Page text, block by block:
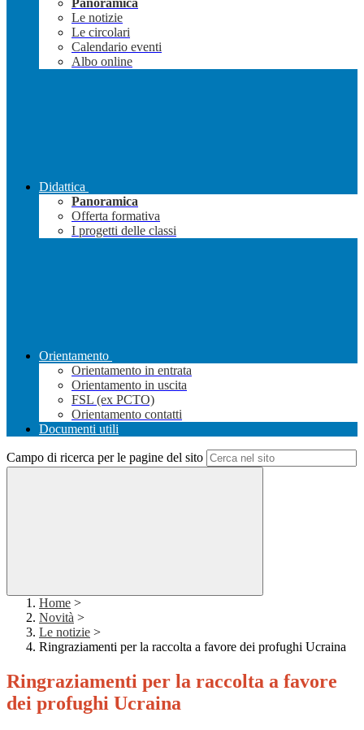
Panoramica
Le notizie
Le circolari
Calendario eventi
Albo online
Didattica
Panoramica
Offerta formativa
I progetti delle classi
Orientamento
Orientamento in entrata
Orientamento in uscita
FSL (ex PCTO)
Orientamento contatti
Documenti utili
Campo di ricerca per le pagine del sito
Home >
Novità >
Le notizie >
Ringraziamenti per la raccolta a favore dei profughi Ucraina
Ringraziamenti per la raccolta a favore
dei profughi Ucraina